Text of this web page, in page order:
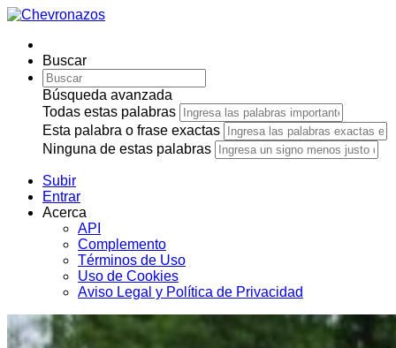
Buscar
Búsqueda avanzada
Todas estas palabras
Esta palabra o frase exactas
Ninguna de estas palabras
Subir
Entrar
Acerca
API
Complemento
Términos de Uso
Uso de Cookies
Aviso Legal y Política de Privacidad